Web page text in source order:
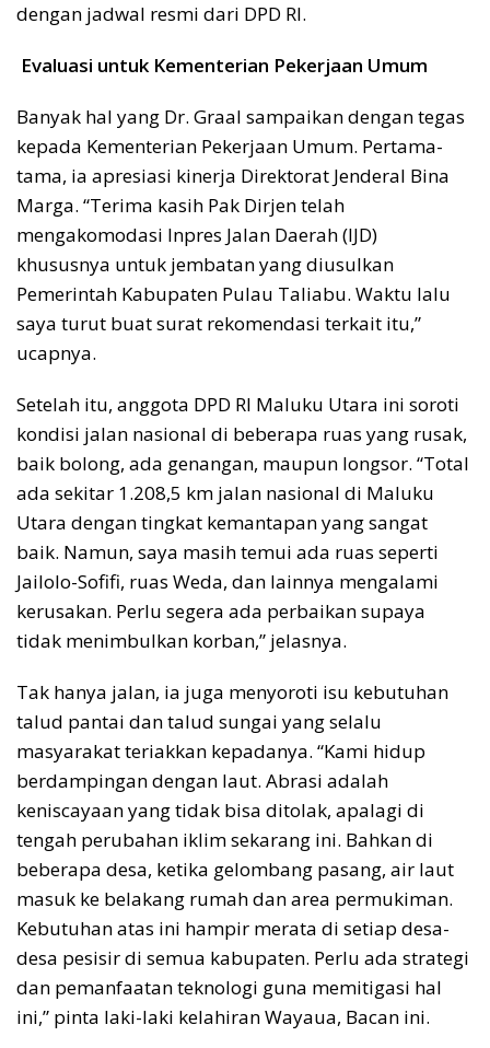
dengan jadwal resmi dari DPD RI.
Evaluasi untuk Kementerian Pekerjaan Umum
Banyak hal yang Dr. Graal sampaikan dengan tegas
kepada Kementerian Pekerjaan Umum. Pertama-
tama, ia apresiasi kinerja Direktorat Jenderal Bina
Marga. “Terima kasih Pak Dirjen telah
mengakomodasi Inpres Jalan Daerah (IJD)
khususnya untuk jembatan yang diusulkan
Pemerintah Kabupaten Pulau Taliabu. Waktu lalu
saya turut buat surat rekomendasi terkait itu,”
ucapnya.
Setelah itu, anggota DPD RI Maluku Utara ini soroti
kondisi jalan nasional di beberapa ruas yang rusak,
baik bolong, ada genangan, maupun longsor. “Total
ada sekitar 1.208,5 km jalan nasional di Maluku
Utara dengan tingkat kemantapan yang sangat
baik. Namun, saya masih temui ada ruas seperti
Jailolo-Sofifi, ruas Weda, dan lainnya mengalami
kerusakan. Perlu segera ada perbaikan supaya
tidak menimbulkan korban,” jelasnya.
Tak hanya jalan, ia juga menyoroti isu kebutuhan
talud pantai dan talud sungai yang selalu
masyarakat teriakkan kepadanya. “Kami hidup
berdampingan dengan laut. Abrasi adalah
keniscayaan yang tidak bisa ditolak, apalagi di
tengah perubahan iklim sekarang ini. Bahkan di
beberapa desa, ketika gelombang pasang, air laut
masuk ke belakang rumah dan area permukiman.
Kebutuhan atas ini hampir merata di setiap desa-
desa pesisir di semua kabupaten. Perlu ada strategi
dan pemanfaatan teknologi guna memitigasi hal
ini,” pinta laki-laki kelahiran Wayaua, Bacan ini.